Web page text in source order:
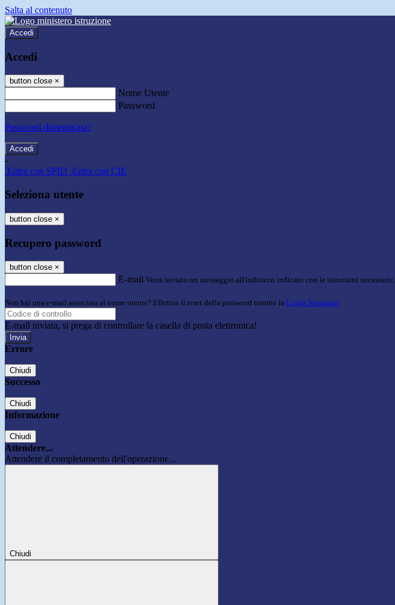
Salta al contenuto
Accedi
Accedi
button close ×
Nome Utente
Password
Password dimenticata?
-
Entra con SPID Entra con CIE
Seleziona utente
button close ×
Recupero password
button close ×
E-mail Verrà inviato un messaggio all'indirizzo indicato con le istruzioni necessarie.
Non hai una e-mail associata al nome utente? Effettua il reset della password tramite la Login Spaggiari
E-mail inviata, si prega di controllare la casella di posta elettronica!
Errore
Chiudi
Successo
Chiudi
Informazione
Chiudi
Attendere...
Attendere il completamento dell'operazione...
Chiudi